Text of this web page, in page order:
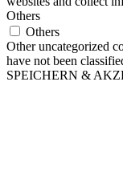
Others
Others
Other uncategorized
have not been
SPEICHERN &